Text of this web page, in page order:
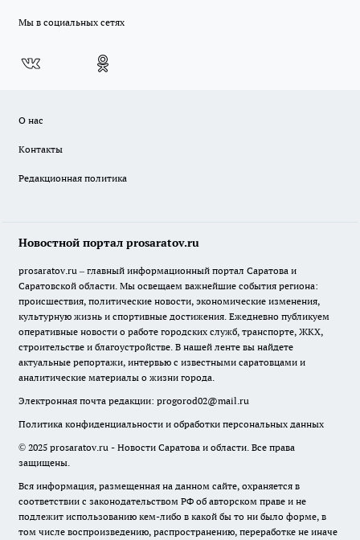
Мы в социальных сетях
О нас
Контакты
Редакционная политика
Новостной портал prosaratov.ru
prosaratov.ru – главный информационный портал Саратова и
Саратовской области. Мы освещаем важнейшие события региона:
происшествия, политические новости, экономические изменения,
культурную жизнь и спортивные достижения. Ежедневно публикуем
оперативные новости о работе городских служб, транспорте, ЖКХ,
строительстве и благоустройстве. В нашей ленте вы найдете
актуальные репортажи, интервью с известными саратовцами и
аналитические материалы о жизни города.
Электронная почта редакции: progorod02@mail.ru
Политика конфиденциальности и обработки персональных данных
© 2025 prosaratov.ru - Новости Саратова и области. Все права
защищены.
Вся информация, размещенная на данном сайте, охраняется в
соответствии с законодательством РФ об авторском праве и не
подлежит использованию кем-либо в какой бы то ни было форме, в
том числе воспроизведению, распространению, переработке не иначе